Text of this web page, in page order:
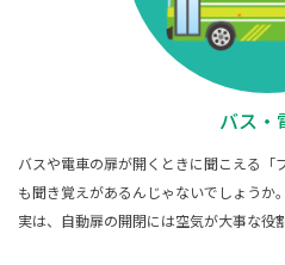
バス・
バスや電車の扉が開くときに聞こえる「
も聞き覚えがあるんじゃないでしょうか
実は、自動扉の開閉には空気が大事な役